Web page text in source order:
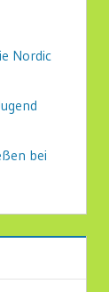
Nordic
bei